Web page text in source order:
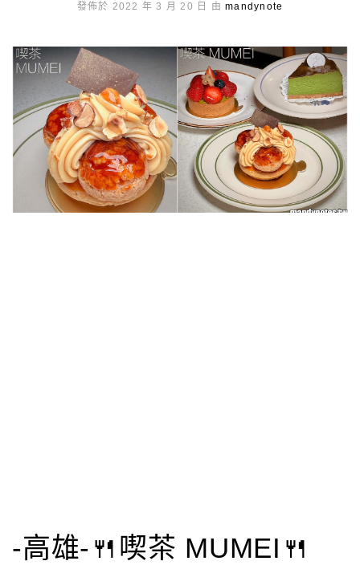
發佈於 2022 年 3 月 20 日 由mandynote
-高雄-🍴喫茶 MUMEI🍴